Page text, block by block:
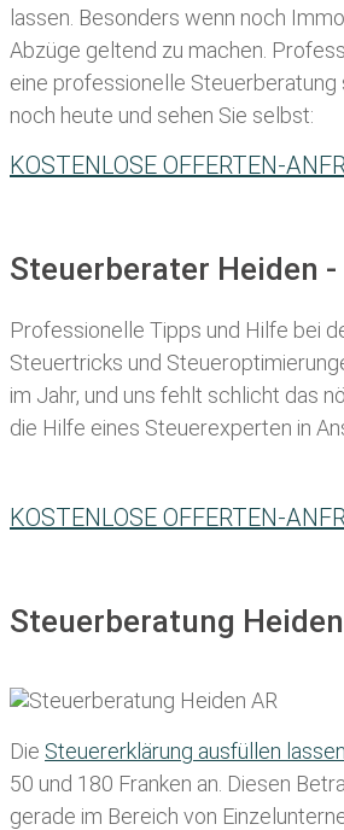
lassen . Besonders wenn noch
Abzüge geltend zu machen.
eine professionelle Steuerberatung
noch heute und sehen Sie selbst:
KOSTENLOSE OFFERTEN-
Steuerberater Heiden
Professionelle Tipps und Hilfe bei
Steuertricks und
im Jahr, und uns fehlt schlicht das
die Hilfe eines Steuerexperten in
KOSTENLOSE OFFERTEN-
Steuerberatung
Die Steuererklärung ausfüllen lassen
50 und 180 Franken an. Diesen
gerade im Bereich von